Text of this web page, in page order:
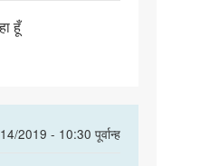
हूँ
2019 - 10:30 पूर्वान्ह